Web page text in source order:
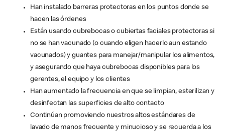
Han instalado barreras protectoras en los puntos donde se
hacen las órdenes
Están usando cubrebocas o cubiertas faciales protectoras si
no se han vacunado (o cuando eligen hacerlo aun estando
vacunados) y guantes para manejar/manipular los alimentos,
y asegurando que haya cubrebocas disponibles para los
gerentes, el equipo y los clientes
Han aumentado la frecuencia en que se limpian, esterilizan y
desinfectan las superficies de alto contacto
Continúan promoviendo nuestros altos estándares de
lavado de manos frecuente y minucioso y se recuerda a los